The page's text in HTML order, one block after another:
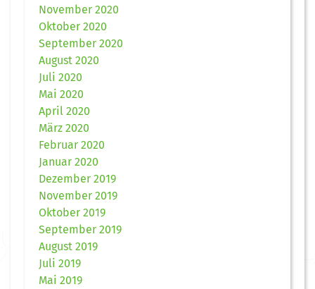
November 2020
Oktober 2020
September 2020
August 2020
Juli 2020
Mai 2020
April 2020
März 2020
Februar 2020
Januar 2020
Dezember 2019
November 2019
Oktober 2019
September 2019
August 2019
Juli 2019
Mai 2019